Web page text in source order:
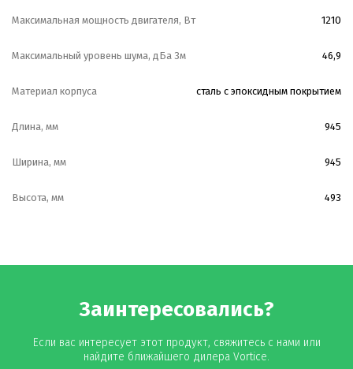
Максимальная мощность двигателя, Вт 1210
Максимальный уровень шума, дБа 3м 46,9
Материал корпуса сталь с эпоксидным покрытием
Длина, мм 945
Ширина, мм 945
Высота, мм 493
Заинтересовались?
Если вас интересует этот продукт, свяжитесь с нами или
найдите ближайшего дилера Vortice.